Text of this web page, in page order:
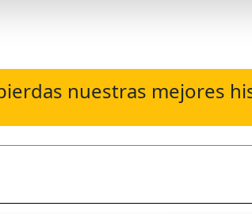
nuestras mejores